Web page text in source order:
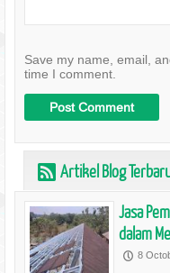
Save my name, email,
time I comment.
r Artikel Blog
Jasa
dalam
P 8